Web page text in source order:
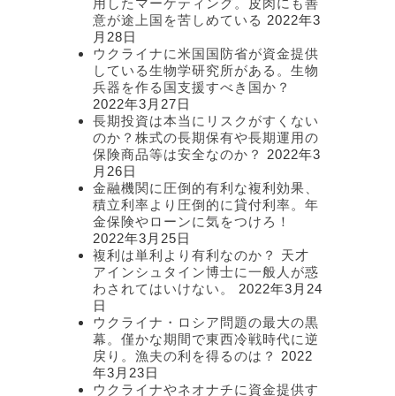
用したマーケティング。皮肉にも善
意が途上国を苦しめている 2022年3
月28日
ウクライナに米国国防省が資金提供
している生物学研究所がある。生物
兵器を作る国支援すべき国か？
2022年3月27日
長期投資は本当にリスクがすくない
のか？株式の長期保有や長期運用の
保険商品等は安全なのか？
2022年3
月26日
金融機関に圧倒的有利な複利効果、
積立利率より圧倒的に貸付利率。年
金保険やローンに気をつけろ！
2022年3月25日
複利は単利より有利なのか？ 天才
アインシュタイン博士に一般人が惑
わされてはいけない。
2022年3月24
日
ウクライナ・ロシア問題の最大の黒
幕。僅かな期間で東西冷戦時代に逆
戻り。漁夫の利を得るのは？
2022
年3月23日
ウクライナやネオナチに資金提供す